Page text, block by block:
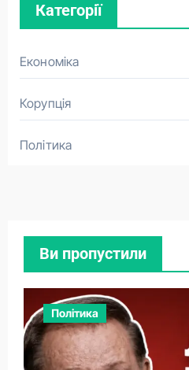
Категорії
Економіка
Корупція
Політика
Ви пропустили
Політика